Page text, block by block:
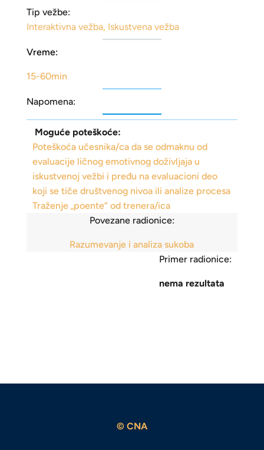
Tip vežbe:
Interaktivna vežba, Iskustvena vežba
Vreme:
15-60min
Napomena:
Moguće poteškoće:
Poteškoća učesnika/ca da se odmaknu od
evaluacije ličnog emotivnog doživljaja u
iskustvenoj vežbi i pređu na evaluacioni deo
koji se tiče društvenog nivoa ili analize procesa
Traženje „poente“ od trenera/ica
Povezane radionice:
Razumevanje i analiza sukoba
Primer radionice:
nema rezultata
© CNA